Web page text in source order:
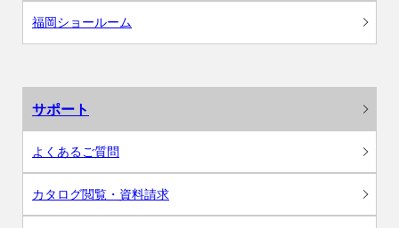
福岡ショールーム
サポート
よくあるご質問
カタログ閲覧・資料請求